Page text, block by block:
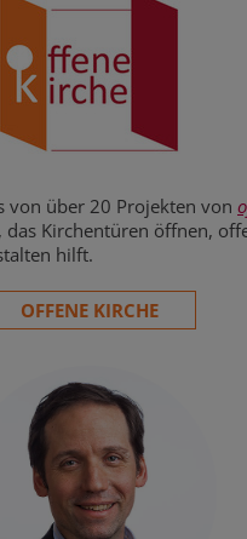
von über 20 Projekten von
das Kirchentüren öffnen,
hilft.
OFFENE KIRCHE